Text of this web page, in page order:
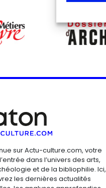
sur Actu-culture.com, votre
dans l’univers des arts,
et de la bibliophilie. Ici,
les dernières actualités